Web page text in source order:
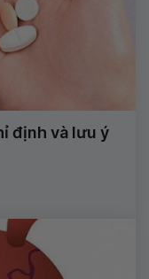
định và lưu ý